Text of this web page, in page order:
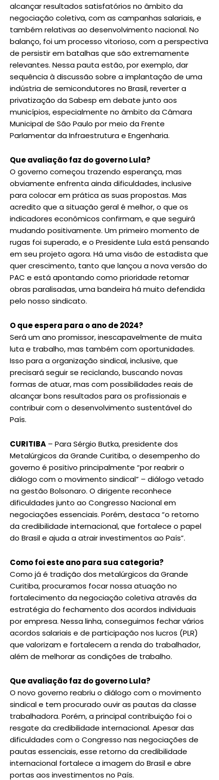
alcançar resultados satisfatórios no âmbito da
negociação coletiva, com as campanhas salariais, e
também relativas ao desenvolvimento nacional. No
balanço, foi um processo vitorioso, com a perspectiva
de persistir em batalhas que são extremamente
relevantes. Nessa pauta estão, por exemplo, dar
sequência à discussão sobre a implantação de uma
indústria de semicondutores no Brasil, reverter a
privatização da Sabesp em debate junto aos
municípios, especialmente no âmbito da Câmara
Municipal de São Paulo por meio da Frente
Parlamentar da Infraestrutura e Engenharia.
Que avaliação faz do governo Lula?
O governo começou trazendo esperança, mas
obviamente enfrenta ainda dificuldades, inclusive
para colocar em prática as suas propostas. Mas
acredito que a situação geral é melhor, o que os
indicadores econômicos confirmam, e que seguirá
mudando positivamente. Um primeiro momento de
rugas foi superado, e o Presidente Lula está pensando
em seu projeto agora. Há uma visão de estadista que
quer crescimento, tanto que lançou a nova versão do
PAC e está apontando como prioridade retomar
obras paralisadas, uma bandeira há muito defendida
pelo nosso sindicato.
O que espera para o ano de 2024?
Será um ano promissor, inescapavelmente de muita
luta e trabalho, mas também com oportunidades.
Isso para a organização sindical, inclusive, que
precisará seguir se reciclando, buscando novas
formas de atuar, mas com possibilidades reais de
alcançar bons resultados para os profissionais e
contribuir com o desenvolvimento sustentável do
País.
CURITIBA – Para Sérgio Butka, presidente dos
Metalúrgicos da Grande Curitiba, o desempenho do
governo é positivo principalmente “por reabrir o
diálogo com o movimento sindical” – diálogo vetado
na gestão Bolsonaro. O dirigente reconhece
dificuldades junto ao Congresso Nacional em
negociações essenciais. Porém, destaca “o retorno
da credibilidade internacional, que fortalece o papel
do Brasil e ajuda a atrair investimentos ao País”.
Como foi este ano para sua categoria?
Como já é tradição dos metalúrgicos da Grande
Curitiba, procuramos focar nossa atuação no
fortalecimento da negociação coletiva através da
estratégia do fechamento dos acordos individuais
por empresa. Nessa linha, conseguimos fechar vários
acordos salariais e de participação nos lucros (PLR)
que valorizam e fortalecem a renda do trabalhador,
além de melhorar as condições de trabalho.
Que avaliação faz do governo Lula?
O novo governo reabriu o diálogo com o movimento
sindical e tem procurado ouvir as pautas da classe
trabalhadora. Porém, a principal contribuição foi o
resgate da credibilidade internacional. Apesar das
dificuldades com o Congresso nas negociações de
pautas essenciais, esse retorno da credibilidade
internacional fortalece a imagem do Brasil e abre
portas aos investimentos no País.